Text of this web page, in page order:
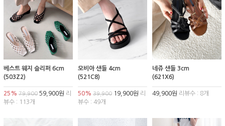
베스트 웨지 슬리퍼 6cm
(503Z2)
25% 79,900 59,900원 리
뷰수 : 113개
모비아 샌들 4cm
(521C8)
50% 39,90019,900원 리
뷰수 : 49개
네쥬 샌들 3cm
(621X6)
49,900원 리뷰수 : 8개